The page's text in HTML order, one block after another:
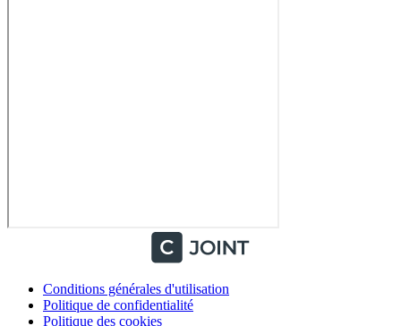
Conditions générales d'utilisation
Politique de confidentialité
Politique des cookies